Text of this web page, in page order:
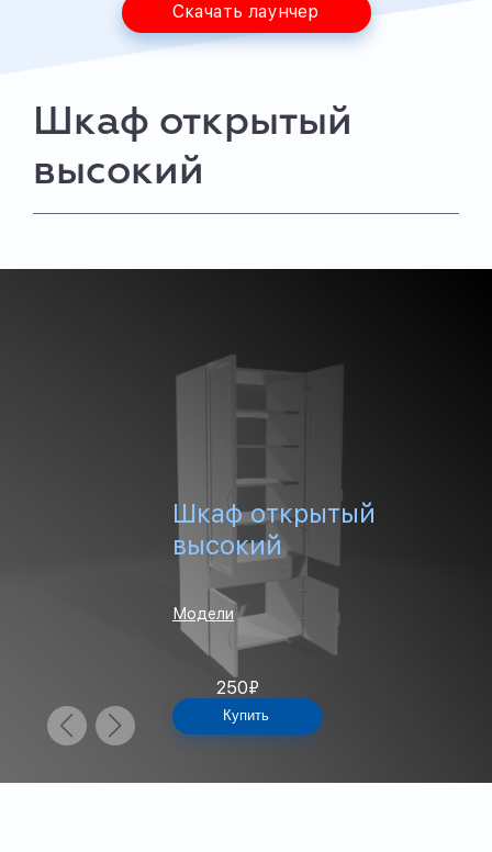
Скачать лаунчер
Шкаф открытый
высокий
Шкаф открытый
высокий
Модели
250₽
Купить